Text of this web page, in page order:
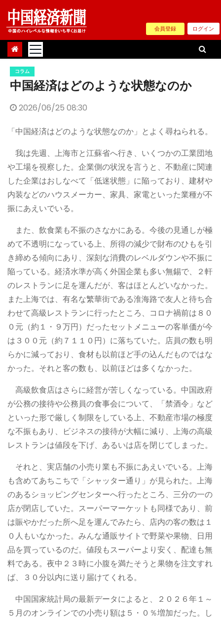
Skip
content
会員登録 ログイン
コラム
中国経済はどのような状態なのか
2026/06/25 08:30
「中国経済はどのような状態なのか」とよく尋ねられる。
我は先週、上海市と江蘇省へ行き、いくつかの工業団地
や工場を視察した。企業側の状況を言うと、不動産に関連
した企業はおしなべて「低迷状態」に陥っており、建材や
内装などのハウスメーカー、家具、家電といった業種が不
振にあえいでいる。
また、飲食業も不振のさなかにある。今後の見通しが極
めて不透明になっている上、所得の減少で財布のひもを引
き締める傾向にあり、深刻な消費のレベルダウンや不振に
陥っている。経済水準が高く外国企業も多い無錫で、２軒
のレストランに足を運んだが、客はほとんどいなかった。
また上海では、有名な繁華街である淮海路で友人と待ち合
わせて高級レストランに行ったところ、コロナ禍前は８０
０元（約１・９万円）だったセットメニューの客単価が今
は３００元（約７１１０円）に落ちていた。店員の数も明
らかに減っており、食材も以前ほど手の込んだものではな
かった。それと客の数も、以前ほどは多くなかった。
高級飲食店はさらに経営が苦しくなっている。中国政府
が公務の接待や公務員の食事会について、「禁酒令」など
といった形で厳しく制限をしている上、不動産市場の極度
な不振もあり、ビジネスの接待が大幅に減り、上海の高級
レストランは値段を下げ、あるいは店を閉じてしまった。
それと、実店舗の小売り業も不振にあえいでいる。上海
も含めてあちこちで「シャッター通り」が見られた。上海
のあるショッピングセンターへ行ったところ、三分の一の
店が閉店していた。スーパーマーケットも同様であり、前
は賑やかだった所へ足を運んでみたら、店内の客の数は１
０人もいなかった。みんな通販サイトで野菜や果物、日用
品を買っているのだ。値段もスーパーより安く、配達も無
料である。夜中２３時に小腹を満たそうと果物を注文すれ
ば、３０分以内に送り届けてくれる。
中国国家統計局の最新データによると、２０２６年１～
５月のオンラインでの小売り額は５・０％増加だった。し